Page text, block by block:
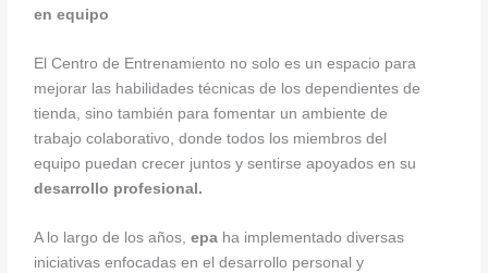
en equipo
El Centro de Entrenamiento no solo es un espacio para
mejorar las habilidades técnicas de los dependientes de
tienda, sino también para fomentar un ambiente de
trabajo colaborativo, donde todos los miembros del
equipo puedan crecer juntos y sentirse apoyados en su
desarrollo profesional.
A lo largo de los años,epa ha implementado diversas
iniciativas enfocadas en el desarrollo personal y